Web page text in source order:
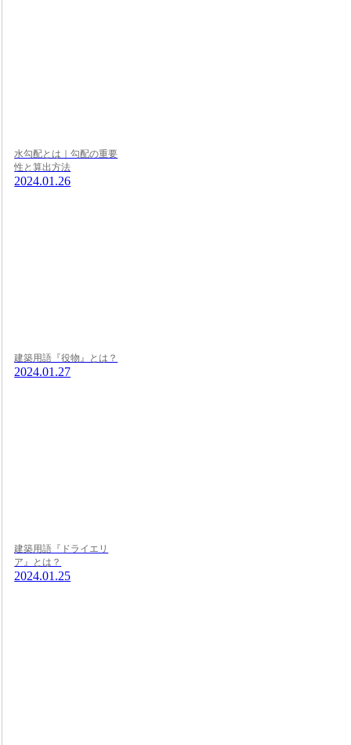
水勾配とは｜勾配の重要
性と算出方法
2024.01.26
建築用語『役物』とは？
2024.01.27
建築用語『ドライエリ
ア』とは？
2024.01.25